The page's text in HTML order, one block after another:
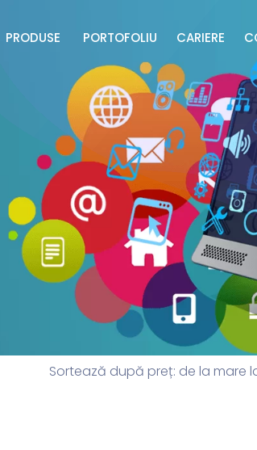
PRODUSE PORTOFOLIU CARIERE
Sortează după preț: de la mare